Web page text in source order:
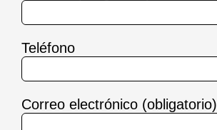
Teléfono
Correo electrónico (obligatorio)